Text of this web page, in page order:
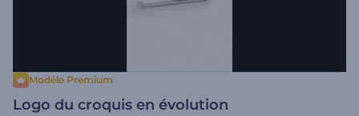
Modèle Premium
Logo du croquis en évolution